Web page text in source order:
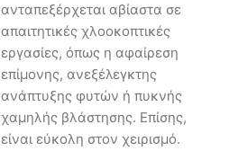
ανταπεξέρχεται αβίαστα σε
απαιτητικές χλοοκοπτικές
εργασίες, όπως η αφαίρεση
επίμονης, ανεξέλεγκτης
ανάπτυξης φυτών ή πυκνής
χαμηλής βλάστησης. Επίσης,
είναι εύκολη στον χειρισμό.